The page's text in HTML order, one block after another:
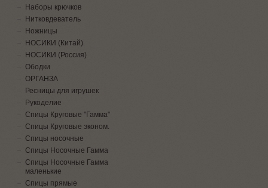
Наборы крючков
Нитковдеватель
Ножницы
НОСИКИ (Китай)
НОСИКИ (Россия)
Ободки
ОРГАНЗА
Ресницы для игрушек
Рукоделие
Спицы Круговые "Гамма"
Спицы Круговые эконом.
Спицы носочные
Спицы Носочные Гамма
Спицы Носочные Гамма
маленькие
Спицы прямые